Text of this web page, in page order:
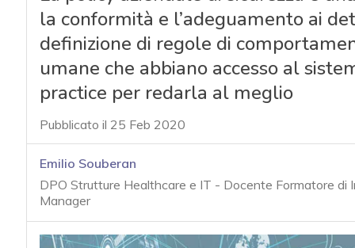
la conformità e l’adeguamento ai
definizione di regole di
umane che abbiano accesso al
practice per redarla al meglio
Pubblicato il 25 Feb 2020
Emilio Souberan
DPO Strutture Healthcare e IT - Docente Formatore
Manager